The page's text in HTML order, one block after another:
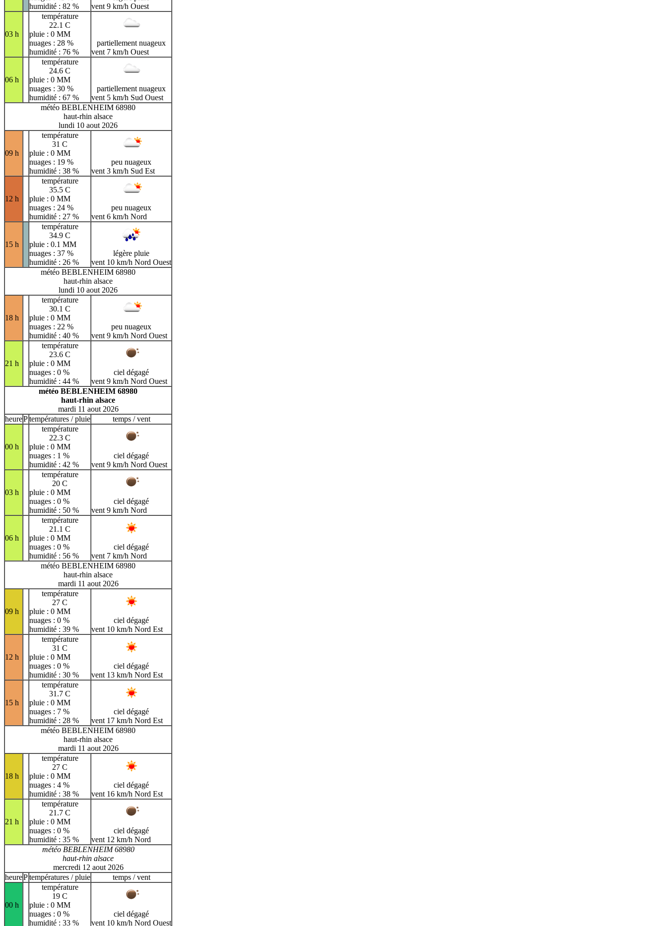
humidité : 82 %
vent 9 km/h Ouest
03 h
température
22.1 C
pluie : 0 MM
nuages : 28 %
humidité : 76 %
partiellement nuageux
vent 7 km/h Ouest
06 h
température
24.6 C
pluie : 0 MM
nuages : 30 %
humidité : 67 %
partiellement nuageux
vent 5 km/h Sud Ouest
météo BEBLENHEIM 68980
haut-rhin alsace
lundi 10 aout 2026
09 h
température
31 C
pluie : 0 MM
nuages : 19 %
humidité : 38 %
peu nuageux
vent 3 km/h Sud Est
12 h
température
35.5 C
pluie : 0 MM
nuages : 24 %
humidité : 27 %
peu nuageux
vent 6 km/h Nord
15 h
température
34.9 C
pluie : 0.1 MM
nuages : 37 %
humidité : 26 %
légère pluie
vent 10 km/h Nord Ouest
météo BEBLENHEIM 68980
haut-rhin alsace
lundi 10 aout 2026
18 h
température
30.1 C
pluie : 0 MM
nuages : 22 %
humidité : 40 %
peu nuageux
vent 9 km/h Nord Ouest
21 h
température
23.6 C
pluie : 0 MM
nuages : 0 %
humidité : 44 %
ciel dégagé
vent 9 km/h Nord Ouest
météo BEBLENHEIM 68980
haut-rhin alsace
mardi 11 aout 2026
heurePtempératures / pluie temps / vent
00 h
température
22.3 C
pluie : 0 MM
nuages : 1 %
humidité : 42 %
ciel dégagé
vent 9 km/h Nord Ouest
03 h
température
20 C
pluie : 0 MM
nuages : 0 %
humidité : 50 %
ciel dégagé
vent 9 km/h Nord
06 h
température
21.1 C
pluie : 0 MM
nuages : 0 %
humidité : 56 %
ciel dégagé
vent 7 km/h Nord
météo BEBLENHEIM 68980
haut-rhin alsace
mardi 11 aout 2026
09 h
température
27 C
pluie : 0 MM
nuages : 0 %
humidité : 39 %
ciel dégagé
vent 10 km/h Nord Est
12 h
température
31 C
pluie : 0 MM
nuages : 0 %
humidité : 30 %
ciel dégagé
vent 13 km/h Nord Est
15 h
température
31.7 C
pluie : 0 MM
nuages : 7 %
humidité : 28 %
ciel dégagé
vent 17 km/h Nord Est
météo BEBLENHEIM 68980
haut-rhin alsace
mardi 11 aout 2026
18 h
température
27 C
pluie : 0 MM
nuages : 4 %
humidité : 38 %
ciel dégagé
vent 16 km/h Nord Est
21 h
température
21.7 C
pluie : 0 MM
nuages : 0 %
humidité : 35 %
ciel dégagé
vent 12 km/h Nord
météo BEBLENHEIM 68980
haut-rhin alsace
mercredi 12 aout 2026
heurePtempératures / pluie temps / vent
00 h
température
19 C
pluie : 0 MM
nuages : 0 %
humidité : 33 %
ciel dégagé
vent 10 km/h Nord Ouest